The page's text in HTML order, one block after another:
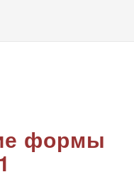
формы